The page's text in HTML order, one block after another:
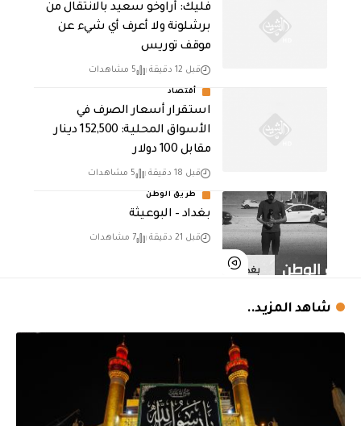
فليك: أراوخو سعيد بالانتقال من
برشلونة ولا أعرف أي شيء عن
موقف توريس
قبل 12 دقيقة 5 مشاهدات
أقتصاد
استقرار أسعار الصرف في
الأسواق المحلية: 152,500 دينار
مقابل 100 دولار
قبل 18 دقيقة 5 مشاهدات
طريق الوطن
بغداد – البوعيثة
قبل 21 دقيقة 7 مشاهدات
شاهد المزيد..